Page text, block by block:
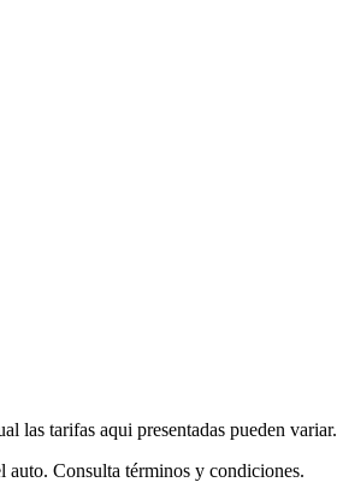
las tarifas aqui presentadas pueden variar.
auto. Consulta términos y condiciones.